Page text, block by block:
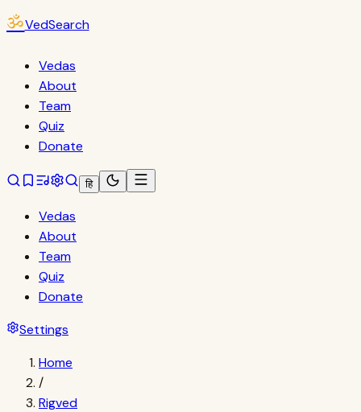
ॐVedSearch
Vedas
About
Team
Quiz
Donate
हि
Vedas
About
Team
Quiz
Donate
Settings
Home
/
Rigved